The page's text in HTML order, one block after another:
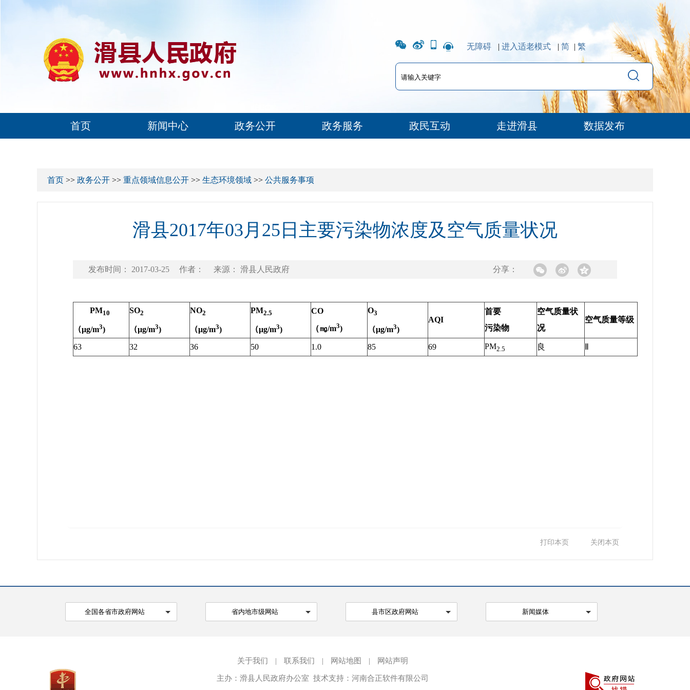
无障碍 | 进入适老模式 | 简 | 繁
首页 新闻中心 政务公开 政务服务 政民互动 走进滑县 数据发布
首页 >> 政务公开 >> 重点领域信息公开 >> 生态环境领域 >> 公共服务事项
滑县2017年03月25日主要污染物浓度及空气质量状况
发布时间： 2017-03-25 作者： 来源： 滑县人民政府 分享：
PM10
（μg/m3)
SO2
（μg/m3)
NO2
（μg/m3)
PM2.5
（μg/m3)
CO
（㎎/m3)
O3
（μg/m3)
AQI
首要
污染物
空气质量状
况
空气质量等级
63 32 36 50 1.0 85 69 PM2.5 良
打印本页 关闭本页
全国各省市政府网站 省内地市级网站 县市区政府网站 新闻媒体
关于我们 | 联系我们 | 网站地图 | 网站声明
主办：滑县人民政府办公室 技术支持：河南合正软件有限公司